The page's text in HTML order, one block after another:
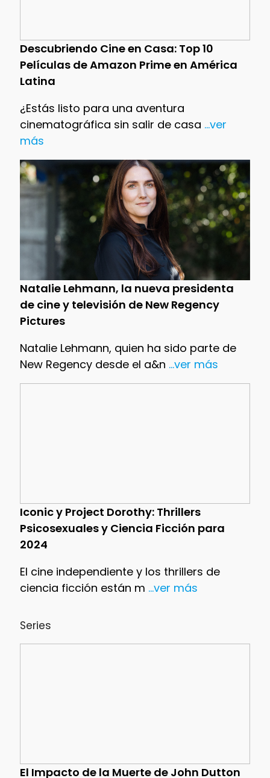
Descubriendo Cine en Casa: Top 10
Películas de Amazon Prime en América
Latina
¿Estás listo para una aventura
cinematográfica sin salir de casa ...ver
más
Natalie Lehmann, la nueva presidenta
de cine y televisión de New Regency
Pictures
Natalie Lehmann, quien ha sido parte de
New Regency desde el a&n ...ver más
Iconic y Project Dorothy: Thrillers
Psicosexuales y Ciencia Ficción para
2024
El cine independiente y los thrillers de
ciencia ficción están m ...ver más
Series
El Impacto de la Muerte de John Dutton